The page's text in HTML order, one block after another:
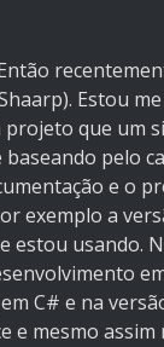
Estou
projeto que um
pelo
e o
exemplo a
estou usando.
C# e na
e mesmo assim